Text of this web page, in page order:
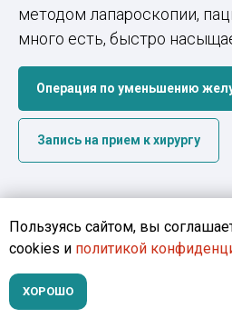
методом лапароскопии,
много есть, быстро
Операция по уменьшению
Запись на прием к хирургу
Пользуясь сайтом, вы
cookies и политикой
ХОРОШО